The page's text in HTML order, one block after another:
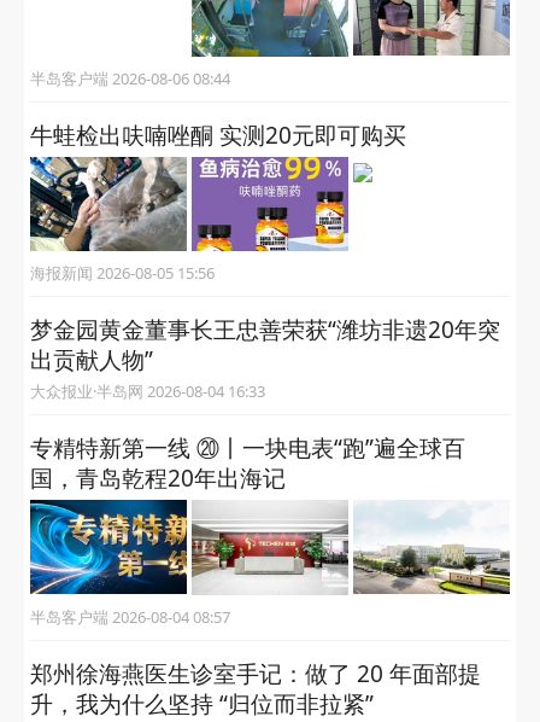
半岛客户端 2026-08-06 08:44
牛蛙检出呋喃唑酮 实测20元即可购买
海报新闻 2026-08-05 15:56
梦金园黄金董事长王忠善荣获“潍坊非遗20年突
出贡献人物”
大众报业·半岛网 2026-08-04 16:33
专精特新第一线 ⑳丨一块电表“跑”遍全球百
国，青岛乾程20年出海记
半岛客户端 2026-08-04 08:57
郑州徐海燕医生诊室手记：做了 20 年面部提
升，我为什么坚持 “归位而非拉紧”